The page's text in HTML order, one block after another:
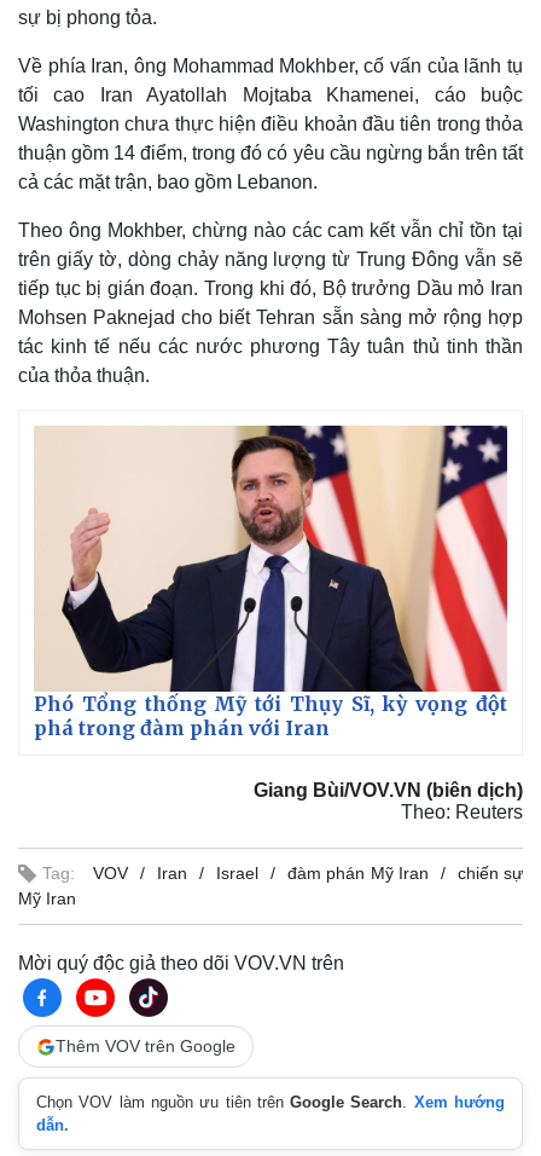
sự bị phong tỏa.
Về phía Iran, ông Mohammad Mokhber, cố vấn của lãnh tụ
tối cao Iran Ayatollah Mojtaba Khamenei, cáo buộc
Washington chưa thực hiện điều khoản đầu tiên trong thỏa
thuận gồm 14 điểm, trong đó có yêu cầu ngừng bắn trên tất
cả các mặt trận, bao gồm Lebanon.
Theo ông Mokhber, chừng nào các cam kết vẫn chỉ tồn tại
trên giấy tờ, dòng chảy năng lượng từ Trung Đông vẫn sẽ
tiếp tục bị gián đoạn. Trong khi đó, Bộ trưởng Dầu mỏ Iran
Mohsen Paknejad cho biết Tehran sẵn sàng mở rộng hợp
tác kinh tế nếu các nước phương Tây tuân thủ tinh thần
của thỏa thuận.
Phó Tổng thống Mỹ tới Thụy Sĩ, kỳ vọng đột
phá trong đàm phán với Iran
Giang Bùi/VOV.VN (biên dịch)
Theo: Reuters
Tag: VOV Iran Israel đàm phán Mỹ Iran
chiến sự
Mỹ Iran
Mời quý độc giả theo dõi VOV.VN trên
Thêm VOV trên Google
Chọn VOV làm nguồn ưu tiên trênGoogle Search. Xem hướng
dẫn.